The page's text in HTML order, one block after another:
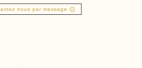
nous par message